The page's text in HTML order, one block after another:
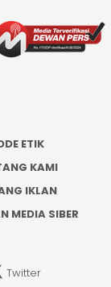
ETIK
KAMI
IKLAN
MEDIA SIBER
Twitter